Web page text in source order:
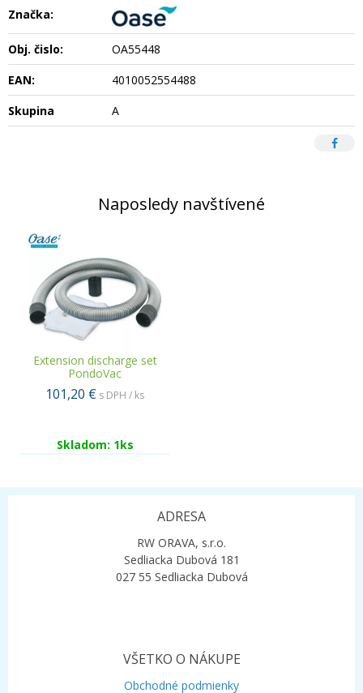
Značka:
Obj. čislo:
OA55448
EAN:
4010052554488
Skupina
A
Naposledy navštívené
Extension discharge set
PondoVac
101,20 € s DPH / ks
Skladom: 1ks
ADRESA
RW ORAVA, s.r.o.
Sedliacka Dubová 181
027 55 Sedliacka Dubová
VŠETKO O NÁKUPE
Obchodné podmienky